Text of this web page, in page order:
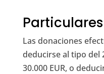
Las donaciones
deducirse al tipo del
30.000 EUR, o